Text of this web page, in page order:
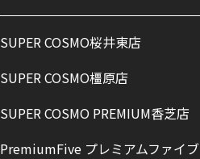
SUPER COSMO桜井東店
SUPER COSMO橿原店
SUPER COSMO PREMIUM香芝店
PremiumFive プレミアムファイブ